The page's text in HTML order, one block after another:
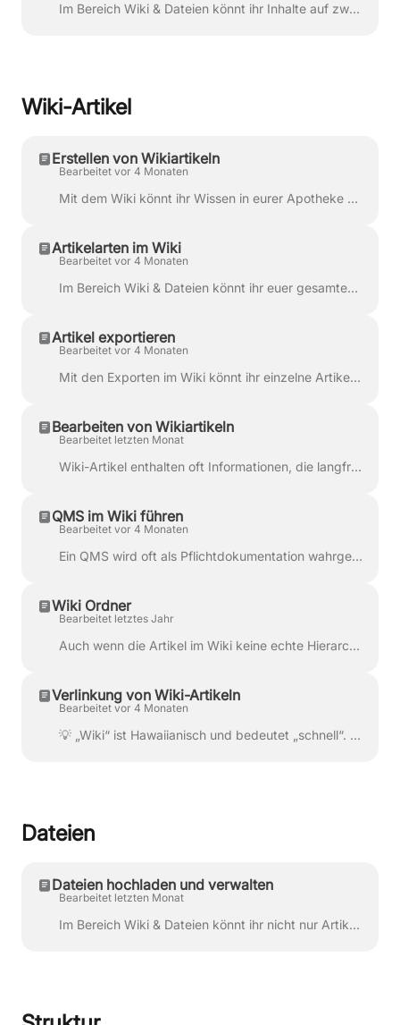
Im Bereich Wiki & Dateien könnt ihr Inhalte auf zwei Arten speichern: als Wiki-Artikel oder als direkt hochgeladene Datei Beide Varianten nutzen ...
Wiki-Artikel
Erstellen von Wikiartikeln
Bearbeitet vor 4 Monaten
Mit dem Wiki könnt ihr Wissen in eurer Apotheke nicht nur als Datei ablegen, sondern auch als strukturierte Artikel festhalten. Das ist besonders ...
Artikelarten im Wiki
Bearbeitet vor 4 Monaten
Im Bereich Wiki & Dateien könnt ihr euer gesamtes Wissensmanagement in der Apotheke organisieren – von kurzen Notizen über Arbeitsanweisungen bis hin ...
Artikel exportieren
Bearbeitet vor 4 Monaten
Mit den Exporten im Wiki könnt ihr einzelne Artikel in unterschiedlichen Formaten herunterladen und außerhalb von apocollect weiterverwenden. Export...
Bearbeiten von Wikiartikeln
Bearbeitet letzten Monat
Wiki-Artikel enthalten oft Informationen, die langfristig gültig sind und im Alltag regelmäßig genutzt werden. Gleichzeitig ergeben sich immer wiede...
QMS im Wiki führen
Bearbeitet vor 4 Monaten
Ein QMS wird oft als Pflichtdokumentation wahrgenommen. Wirklich mühsam wird es aber vor allem dann, wenn Inhalte schwer zugänglich sind, selten aktua...
Wiki Ordner
Bearbeitet letztes Jahr
Auch wenn die Artikel im Wiki keine echte Hierarchie haben, schafft eine Sortierung in Ordner einen besseren Überblick. Es gibt bei apocollect bis zu ...
Verlinkung von Wiki-Artikeln
Bearbeitet vor 4 Monaten
💡 „Wiki“ ist Hawaiianisch und bedeutet „schnell“. Genau das merkt ihr auch im apocollect Wiki – nicht nur bei der Zusammenarbeit, sondern vor allem b...
Dateien
Dateien hochladen und verwalten
Bearbeitet letzten Monat
Im Bereich Wiki & Dateien könnt ihr nicht nur Artikel erstellen, sondern auch Dateien direkt hochladen und zentral verwalten . Das ist besonders pr...